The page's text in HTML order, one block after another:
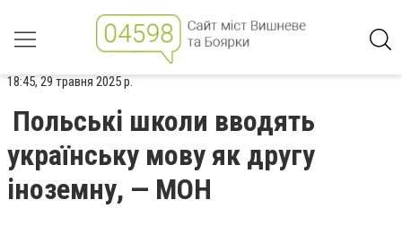
18:45, 29 травня 2025 р.
Польські школи вводять
українську мову як другу
іноземну, — МОН